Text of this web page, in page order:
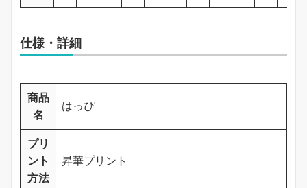
仕様・詳細
商品
名
はっぴ
プリ
ント
方法
昇華プリント